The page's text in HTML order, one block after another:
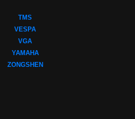
TMS
VESPA
VGA
YAMAHA
ZONGSHEN